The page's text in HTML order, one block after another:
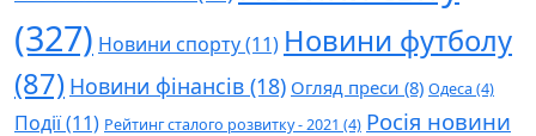
(327) Новини спорту(11) Новини футболу
(87) Новини фінансів (18) Огляд преси (8) Одеса (4)
Події(11) Рейтинг сталого розвитку - 2021 (4) Росія новини